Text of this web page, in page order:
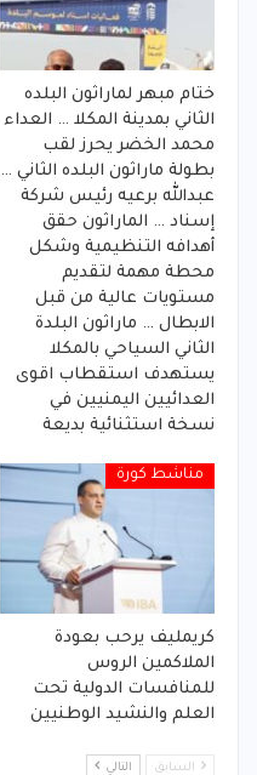
ختام مبهر لماراثون البلده
الثاني بمدينة المكلا … العداء
محمد الخضر يحرز لقب
بطولة ماراثون البلده الثاني …
عبدالله برعيه رئيس شركة
إسناد … الماراثون حقق
أهدافه التنظيمية وشكل
محطة مهمة لتقديم
مستويات عالية من قبل
الابطال … ماراثون البلدة
الثاني السياحي بالمكلا
يستهدف استقطاب اقوى
العدائيين اليمنيين في
نسخة استثنائية بديعة
مناشط كورة
كريمليف يرحب بعودة
الملاكمين الروس
للمنافسات الدولية تحت
العلم والنشيد الوطنيين
السابق التالي